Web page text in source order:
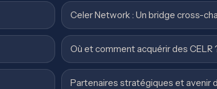
Celer Network : Un bridge cross-
Où et comment acquérir des CELR
Partenaires stratégiques et avenir